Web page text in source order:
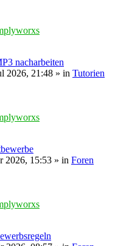
nacharbeiten
2026, 21:48 » in Tutorien
2026, 15:53 » in Foren